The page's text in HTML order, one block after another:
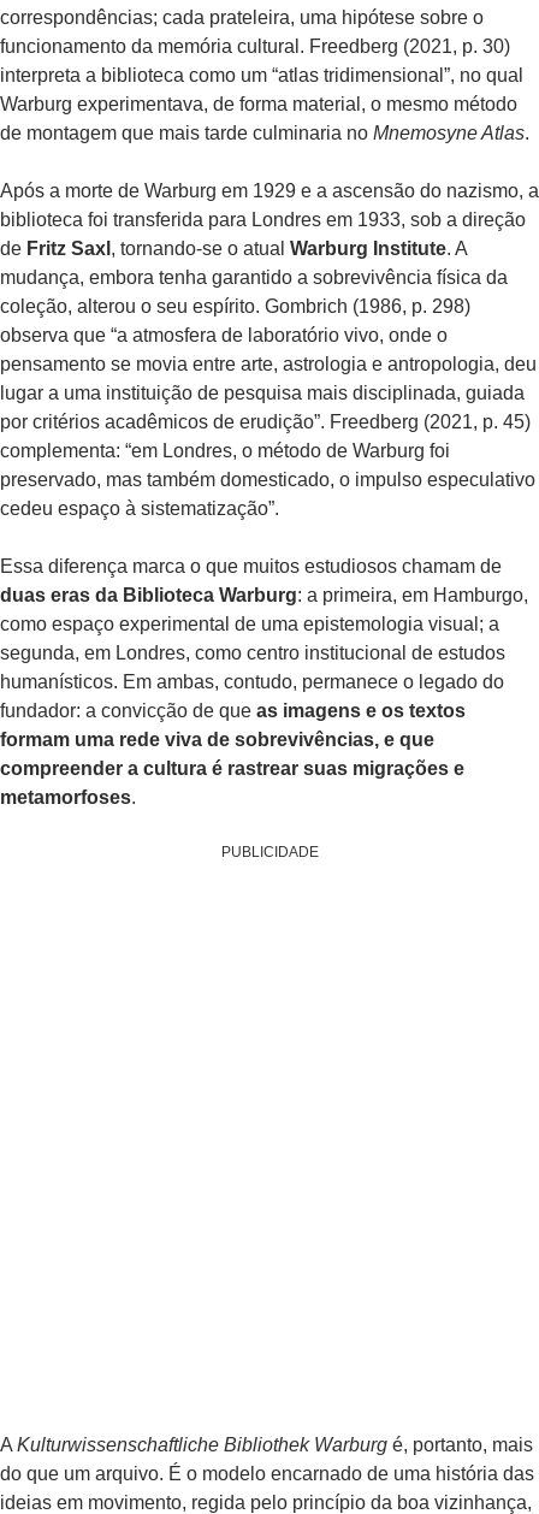
correspondências; cada prateleira, uma hipótese sobre o
funcionamento da memória cultural. Freedberg (2021, p. 30)
interpreta a biblioteca como um “atlas tridimensional”, no qual
Warburg experimentava, de forma material, o mesmo método
de montagem que mais tarde culminaria no Mnemosyne Atlas.
Após a morte de Warburg em 1929 e a ascensão do nazismo, a
biblioteca foi transferida para Londres em 1933, sob a direção
de Fritz Saxl , tornando-se o atual Warburg Institute. A
mudança, embora tenha garantido a sobrevivência física da
coleção, alterou o seu espírito. Gombrich (1986, p. 298)
observa que “a atmosfera de laboratório vivo, onde o
pensamento se movia entre arte, astrologia e antropologia, deu
lugar a uma instituição de pesquisa mais disciplinada, guiada
por critérios acadêmicos de erudição”. Freedberg (2021, p. 45)
complementa: “em Londres, o método de Warburg foi
preservado, mas também domesticado, o impulso especulativo
cedeu espaço à sistematização”.
Essa diferença marca o que muitos estudiosos chamam de
duas eras da Biblioteca Warburg: a primeira, em Hamburgo,
como espaço experimental de uma epistemologia visual; a
segunda, em Londres, como centro institucional de estudos
humanísticos. Em ambas, contudo, permanece o legado do
fundador: a convicção de que as imagens e os textos
formam uma rede viva de sobrevivências, e que
compreender a cultura é rastrear suas migrações e
metamorfoses.
PUBLICIDADE
A Kulturwissenschaftliche Bibliothek Warburg é, portanto, mais
do que um arquivo. É o modelo encarnado de uma história das
ideias em movimento, regida pelo princípio da boa vizinhança,